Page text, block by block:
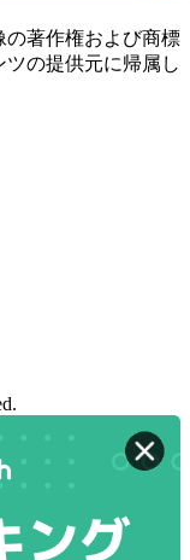
著作権および商標
の提供元に帰属し